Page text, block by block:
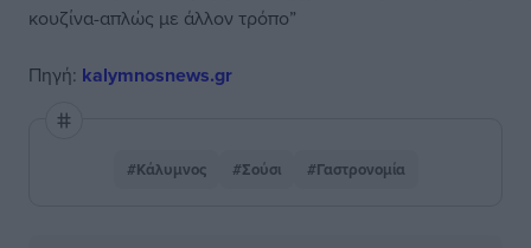
κουζίνα-απλώς με άλλον τρόπο”
Πηγή: kalymnosnews.gr
#Κάλυμνος #Σούσι #Γαστρονομία